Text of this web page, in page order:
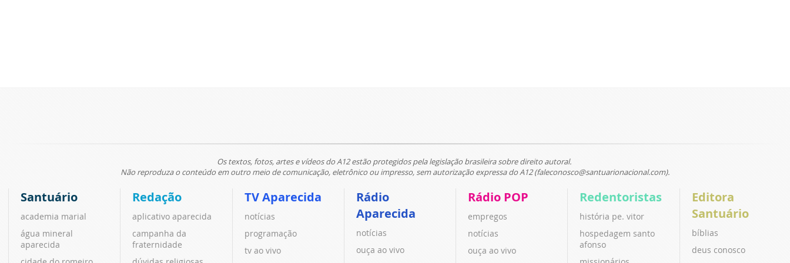
Os textos, fotos, artes e vídeos do A12 estão protegidos pela legislação brasileira sobre direito autoral.
Não reproduza o conteúdo em outro meio de comunicação, eletrônico ou impresso, sem autorização expressa do A12 (faleconosco@santuarionacional.com).
Santuário
academia marial
água mineral
aparecida
Redação
aplicativo aparecida
campanha da
fraternidade
TV Aparecida
notícias
programação
tv ao vivo
Rádio
Aparecida
notícias
ouça ao vivo
Rádio POP
empregos
notícias
ouça ao vivo
Redentoristas
história pe. vitor
hospedagem santo
afonso
Editora
Santuário
bíblias
deus conosco